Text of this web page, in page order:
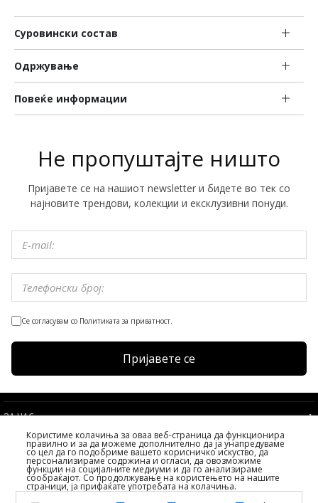
Суровински состав
Одржување
Повеќе информации
Не пропуштајте ништо
Пријавете се на нашиот newsletter и бидете во тек со
најновите трендови, колекции и ексклузивни понуди.
Се согласувам со Политиката за приватност.
Пријавете се
ЗА НАС
УСЛОВИ
УСЛУГИ НА КЛИЕНТИТЕ
ИЗБЕРЕТЕ ДРЖАВА
Користиме колачиња за оваа веб-страница да функционира
правилно и за да можеме дополнително да ја унапредуваме
со цел да го подобриме вашето корисничко искуство, да
персонализираме содржина и огласи, да овозможиме
функции на социјалните медиуми и да го анализираме
сообраќајот. Со продолжување на користењето на нашите
страници, ја прифаќате употребата на колачиња.